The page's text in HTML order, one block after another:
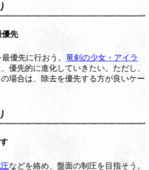
優先
最優先に行おう。竜剣の少女・アイラ
優先的に進化していきたい。ただし、
場合は、除去を優先する方が良いケー
などを絡め、盤面の制圧を目指そう。